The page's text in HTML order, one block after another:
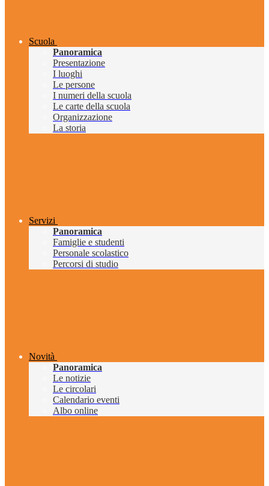
Scuola
Panoramica
Presentazione
I luoghi
Le persone
I numeri della scuola
Le carte della scuola
Organizzazione
La storia
Servizi
Panoramica
Famiglie e studenti
Personale scolastico
Percorsi di studio
Novità
Panoramica
Le notizie
Le circolari
Calendario eventi
Albo online